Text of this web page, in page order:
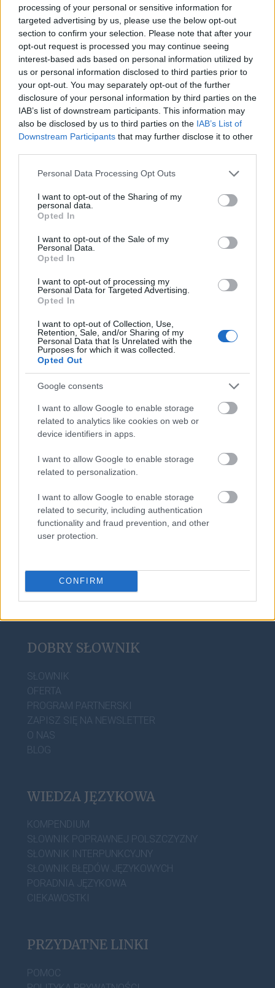
processing of your personal or sensitive information for
targeted advertising by us, please use the below opt-out
section to confirm your selection. Please note that after your
opt-out request is processed you may continue seeing
interest-based ads based on personal information utilized by
us or personal information disclosed to third parties prior to
your opt-out. You may separately opt-out of the further
disclosure of your personal information by third parties on the
IAB’s list of downstream participants. This information may
also be disclosed by us to third parties on the IAB’s List of
Downstream Participants that may further disclose it to other
Please note that this website/app uses one or more Google
not limited to your visit or usage behaviour. You may click to
grant or deny consent to Google and its third-party tags to
use your data for below specified purposes in below Google
consent section.
Personal Data Processing Opt Outs
I want to opt-out of the Sharing of my
personal data.
Opted In
I want to opt-out of the Sale of my
Personal Data.
Opted In
I want to opt-out of processing my
Personal Data for Targeted Advertising.
Opted In
I want to opt-out of Collection, Use,
Retention, Sale, and/or Sharing of my
Personal Data that Is Unrelated with the
Purposes for which it was collected.
Opted Out
Google consents
I want to allow Google to enable storage
related to analytics like cookies on web or
device identifiers in apps.
I want to allow Google to enable storage
related to personalization.
I want to allow Google to enable storage
related to security, including authentication
functionality and fraud prevention, and other
user protection.
CONFIRM
Jak nazywa się obywatel Peru?
Dzisiaj wymawiamy tak
Odmiana: SpiszaczySpiszu?
Ciekawostki
psi—Psia skóraipsia kołatkaw przysłowiu
Jezu— Jezusto przekleństwo
część mowy— Odsłonili tajemmnice części mowy
Mogą Cię zainteresować również hasła
korowina
śmigus-dyngus
noż
DOBRY SŁOWNIK
SŁOWNIK
OFERTA
PROGRAM PARTNERSKI
ZAPISZ SIĘ NA NEWSLETTER
O NAS
BLOG
WIEDZA JĘZYKOWA
KOMPENDIUM
SŁOWNIK POPRAWNEJ POLSZCZYZNY
SŁOWNIK INTERPUNKCYJNY
SŁOWNIK BŁĘDÓW JĘZYKOWYCH
PORADNIA JĘZYKOWA
CIEKAWOSTKI
PRZYDATNE LINKI
POMOC